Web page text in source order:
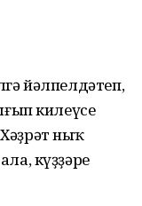
йәлпелдәтеп,
килеүсе
ныҡ
күҙҙәре